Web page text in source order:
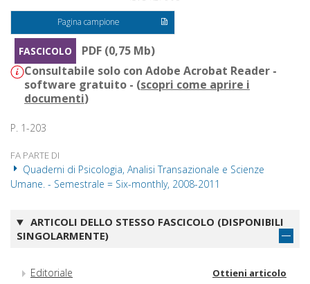
Pagina campione
FASCICOLO
PDF (0,75 Mb)
Consultabile solo con Adobe Acrobat Reader -
software gratuito - (scopri come aprire i
documenti)
P. 1-203
FA PARTE DI
Quaderni di Psicologia, Analisi Transazionale e Scienze
Umane. - Semestrale = Six-monthly, 2008-2011
ARTICOLI DELLO STESSO FASCICOLO (DISPONIBILI
SINGOLARMENTE)
Editoriale Ottieni articolo